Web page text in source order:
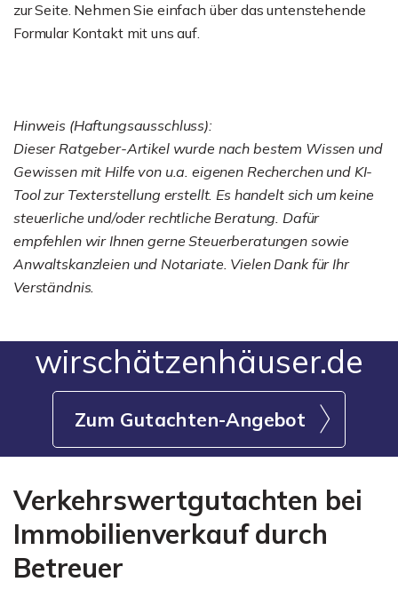
zur Seite. Nehmen Sie einfach über das untenstehende
Formular Kontakt mit uns auf.
Hinweis (Haftungsausschluss):
Dieser Ratgeber-Artikel wurde nach bestem Wissen und
Gewissen mit Hilfe von u.a. eigenen Recherchen und KI-
Tool zur Texterstellung erstellt. Es handelt sich um keine
steuerliche und/oder rechtliche Beratung. Dafür
empfehlen wir Ihnen gerne Steuerberatungen sowie
Anwaltskanzleien und Notariate. Vielen Dank für Ihr
Verständnis.
wirschätzenhäuser.de
Zum Gutachten-Angebot
Verkehrswertgutachten bei
Immobilienverkauf durch
Betreuer